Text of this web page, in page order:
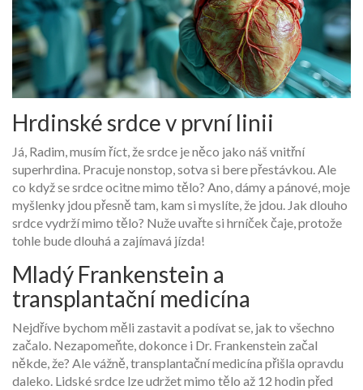
Hrdinské srdce v první linii
Já, Radim, musím říct, že srdce je něco jako náš vnitřní
superhrdina. Pracuje nonstop, sotva si bere přestávkou. Ale
co když se srdce ocitne mimo tělo? Ano, dámy a pánové, moje
myšlenky jdou přesně tam, kam si myslíte, že jdou. Jak dlouho
srdce vydrží mimo tělo? Nuže uvařte si hrníček čaje, protože
tohle bude dlouhá a zajímavá jízda!
Mladý Frankenstein a
transplantační medicína
Nejdříve bychom měli zastavit a podívat se, jak to všechno
začalo. Nezapomeňte, dokonce i Dr. Frankenstein začal
někde, že? Ale vážně, transplantační medicína přišla opravdu
daleko. Lidské srdce lze udržet mimo tělo až 12 hodin před